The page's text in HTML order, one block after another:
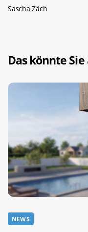
Sascha Zäch
Das könnte
NEWS